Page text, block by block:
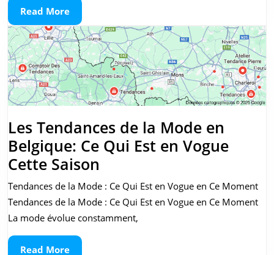
de
Vue
de
Marque
Read MoreRead
More
Les Tendances de la Mode en
Belgique: Ce Qui Est en Vogue
Cette Saison
Tendances
de
la
Tendances de la Mode : Ce Qui Est en Vogue en Ce Moment
Tendances de la Mode : Ce Qui Est en Vogue en Ce Moment
La mode évolue constamment,
Read MoreRead